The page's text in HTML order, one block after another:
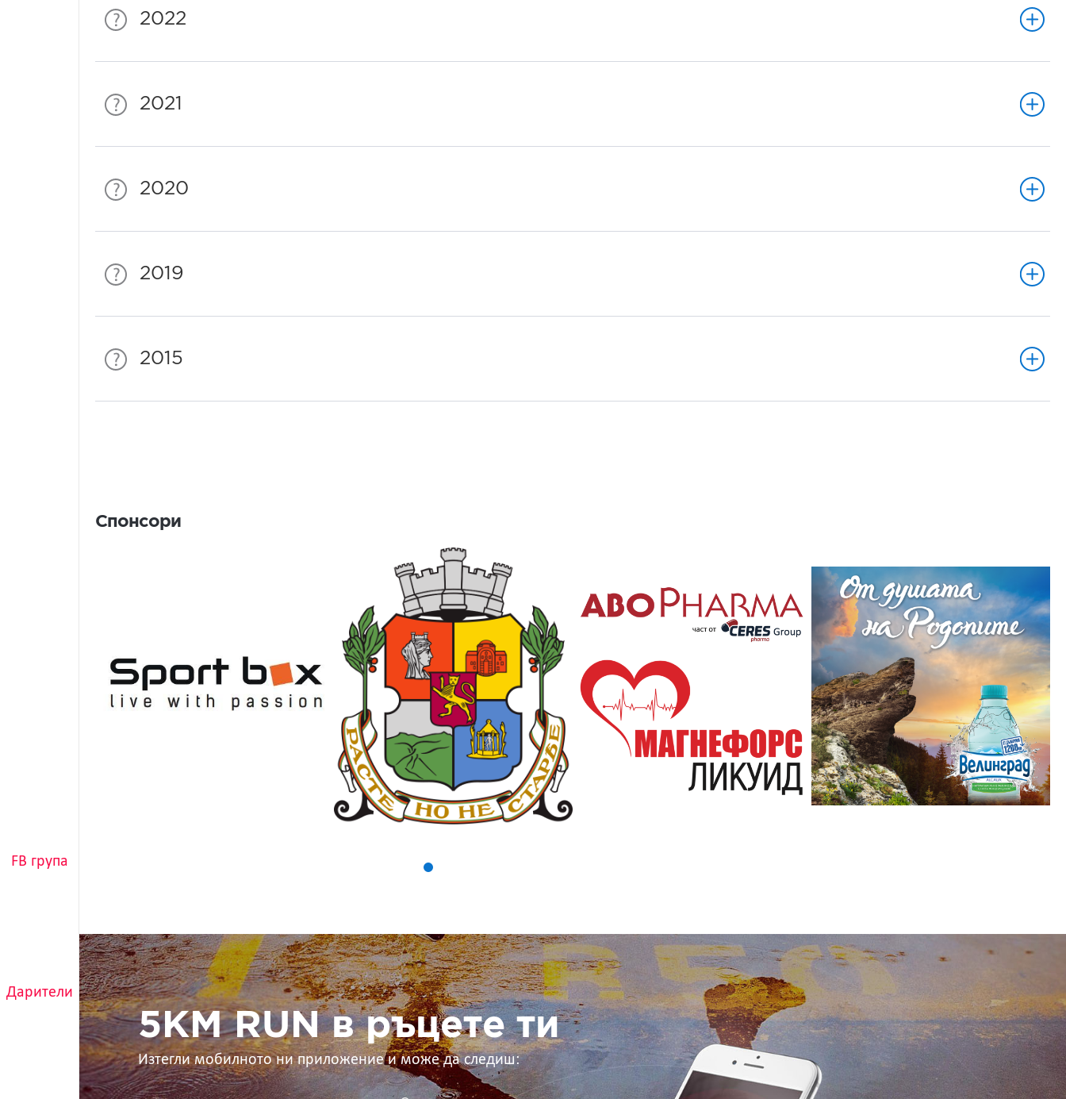
FB група
Дарители
2022
2021
2020
2019
2015
Спонсори
5KM
RUN
в
ръцете
ти
5KM RUN в ръцете ти
Изтегли мобилното ни приложение и може да следиш: